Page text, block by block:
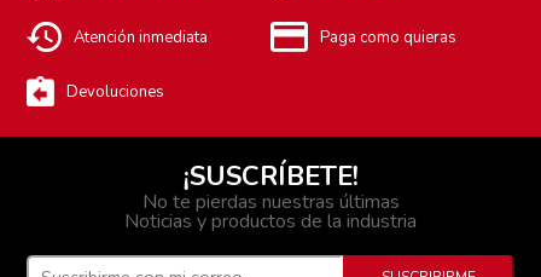
Atención inmediata Paga como quieras
Devoluciones
¡SUSCRÍBETE!
No te pierdas nuestras últimas
Noticias y productos de la industria